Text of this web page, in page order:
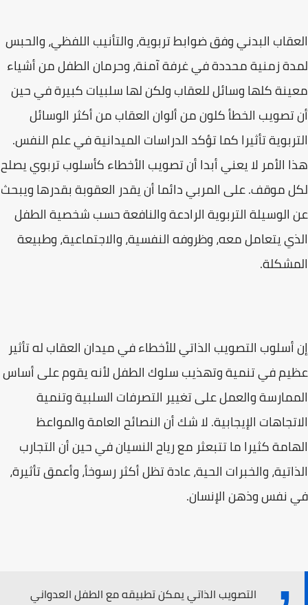
العقاب البدني وفق ضوابط تربوية، والتأنيب اللفظي، والحبس
لمدة زمنية محددة في غرفة آمنة، وحرمان الطفل من أشياء
معينة كلها وسائل للعقاب ولكن لها سلبيات كبيرة في حين
أن تصويب الخطأ كلون من ألوان العقاب من أكثر الوسائل
التربوية تأثيرا كما تؤكد الدراسات الميدانية في علم النفس.
هذا الأمر لا يعني أبدا أن تصويب الأخطاء كأسلوب تربوي يصلح
لكل موقف. على المربي دائما أن يقدر العقوبة بقدرها ويبحث
عن الوسيلة التربوية الرادعة والنافعة حسب شخصية الطفل
الذي يتعامل معه، وظروفه النفسية، والاجتماعية، وطبيعة
المشكلة.
إن أسلوب التصويب الذاتي للأخطاء في ميدان العقاب له تأثير
عظيم في تنمية وتهذيب سلوك الطفل لأنه يقوم على أساس
الممارسة والعمل على تغيير التصرفات السلبية وتنمية
الاتجاهات الإيجابية. لا شك أن النصائح العامة والمواعظ
الهامة كثيرا ما تتبعثر مع رياح النسيان في حين أن التجارب
الذاتية، والخبرات الحية، عادة تظل أكثر رسوخأ، وأعمق تأثيرة،
في نفس وذهن الإنسان.
التصويب الذاتي يمكن تطبيقه مع الطفل العدواني